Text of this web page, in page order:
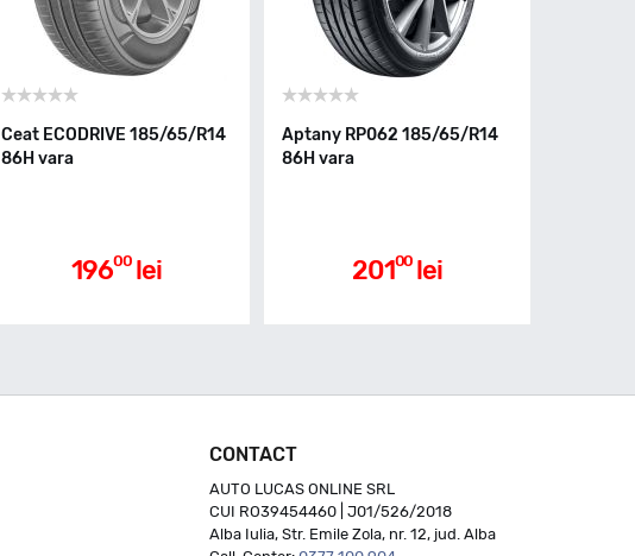
Ceat ECODRIVE 185/65/R14
86H vara
19600 lei
Aptany RP062 185/65/R14
86H vara
20100 lei
CONTACT
AUTO LUCAS ONLINE SRL
CUI RO39454460 | J01/526/2018
Alba Iulia, Str. Emile Zola, nr. 12, jud. Alba